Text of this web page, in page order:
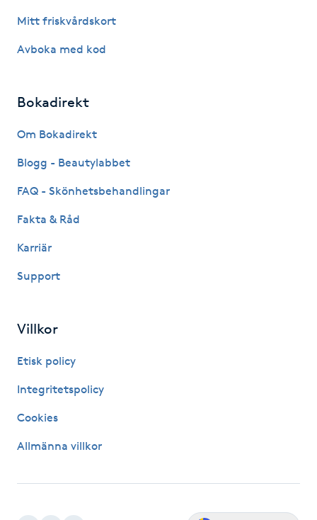
Pigmentfläckar
Powder brows
PRP (Platelet Rich Plasma)
PRX-T33
Radiofrekvens
Reflexologi
Regndroppsmassage
Mitt friskvårdskort
Avboka med kod
Bokadirekt
Om Bokadirekt
Blogg - Beautylabbet
FAQ - Skönhetsbehandlingar
Fakta & Råd
Karriär
Support
Villkor
Etisk policy
Integritetspolicy
Cookies
Allmänna villkor